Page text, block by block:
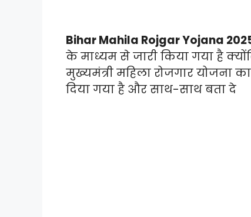
Bihar Mahila Rojgar Yojana
के माध्यम से जारी किया गया है
मुख्यमंत्री महिला रोजगार योजना
दिया गया है और साथ-साथ बता दे